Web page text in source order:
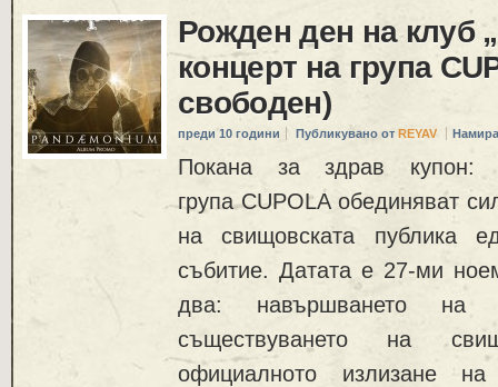
Рожден ден на клуб
концерт на група
свободен)
преди 10 години Публикувано от REYAV
Покана за здрав купон:
група CUPOLA обединяват
на свищовската публика
събитие. Датата е 27-ми
два: навършването на
съществуването на
официалното излизане